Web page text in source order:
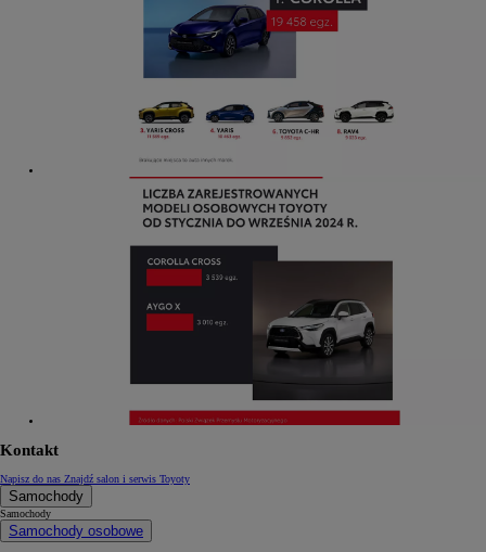
Kontakt
Napisz do nas Znajdź salon i serwis Toyoty
Samochody
Samochody
Samochody osobowe